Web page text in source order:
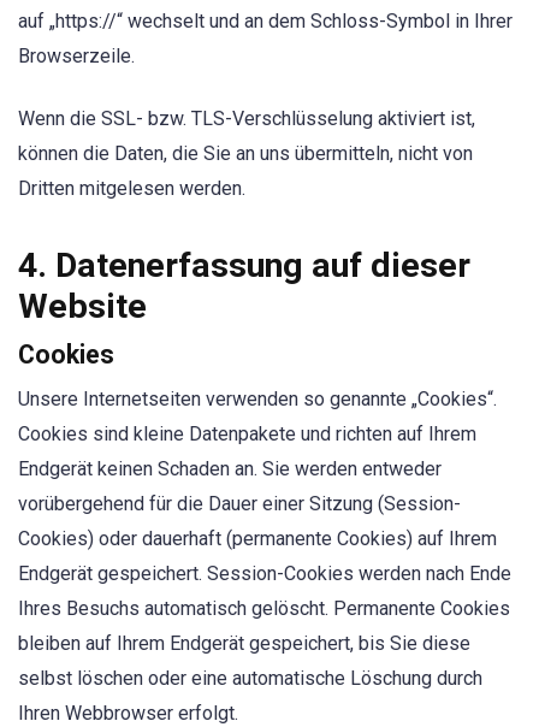
auf „https://“ wechselt und an dem Schloss-Symbol in Ihrer
Browserzeile.
Wenn die SSL- bzw. TLS-Verschlüsselung aktiviert ist,
können die Daten, die Sie an uns übermitteln, nicht von
Dritten mitgelesen werden.
4. Datenerfassung auf dieser
Website
Cookies
Unsere Internetseiten verwenden so genannte „Cookies“.
Cookies sind kleine Datenpakete und richten auf Ihrem
Endgerät keinen Schaden an. Sie werden entweder
vorübergehend für die Dauer einer Sitzung (Session-
Cookies) oder dauerhaft (permanente Cookies) auf Ihrem
Endgerät gespeichert. Session-Cookies werden nach Ende
Ihres Besuchs automatisch gelöscht. Permanente Cookies
bleiben auf Ihrem Endgerät gespeichert, bis Sie diese
selbst löschen oder eine automatische Löschung durch
Ihren Webbrowser erfolgt.